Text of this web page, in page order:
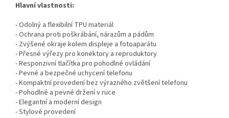
Hlavní vlastnosti:
- Odolný a flexibilní TPU materiál
- Ochrana proti poškrábání, nárazům a pádům
- Zvýšené okraje kolem displeje a fotoaparátu
- Přesné výřezy pro konektory a reproduktory
- Responzivní tlačítka pro pohodlné ovládání
- Pevné a bezpečné uchycení telefonu
- Kompaktní provedení bez výrazného zvětšení telefonu
- Pohodlné a pevné držení v ruce
- Elegantní a moderní design
- Stylové provedení